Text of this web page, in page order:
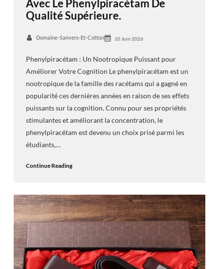
Avec Le Phenylpiracétam De
Qualité Supérieure.
Domaine-Sanvers-Et-Cotton 10 Juin 2026
Phenylpiracétam : Un Nootropique Puissant pour
Améliorer Votre Cognition Le phenylpiracétam est un
nootropique de la famille des racétams qui a gagné en
popularité ces dernières années en raison de ses effets
puissants sur la cognition. Connu pour ses propriétés
stimulantes et améliorant la concentration, le
phenylpiracétam est devenu un choix prisé parmi les
étudiants,…
Continue Reading